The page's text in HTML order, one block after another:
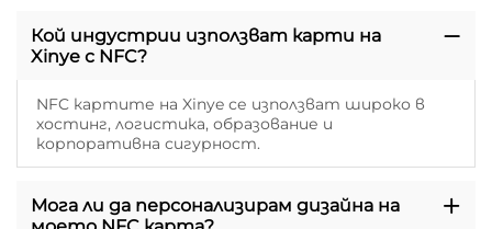
Кой индустрии използват карти на
Xinye с NFC?
NFC картите на Xinye се използват широко в
хостинг, логистика, образование и
корпоративна сигурност.
Мога ли да персонализирам дизайна на